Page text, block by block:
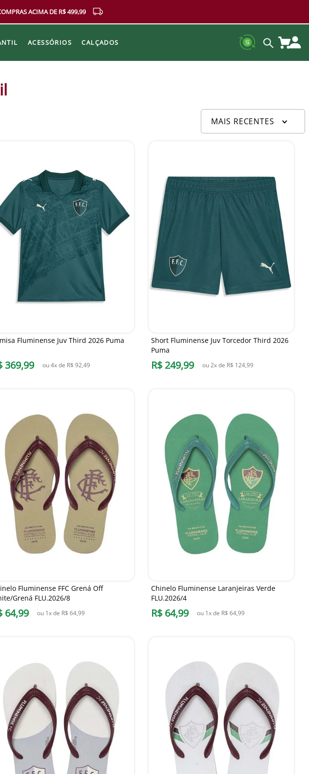
ACIMA DE R$ 499,99
ACESSÓRIOS CALÇADOS
MAIS RECENTES
Fluminense Juv Third 2026 Puma
369,99 ou4x de R$ 92,49
Short Fluminense Juv Torcedor Third 2026
Puma
R$ 249,99 ou2x de R$ 124,99
Fluminense FFC Grená Off
Grená FLU.2026/8
64,99 ou 1x de R$ 64,99
Chinelo Fluminense Laranjeiras Verde
FLU.2026/4
R$ 64,99 ou 1x de R$ 64,99